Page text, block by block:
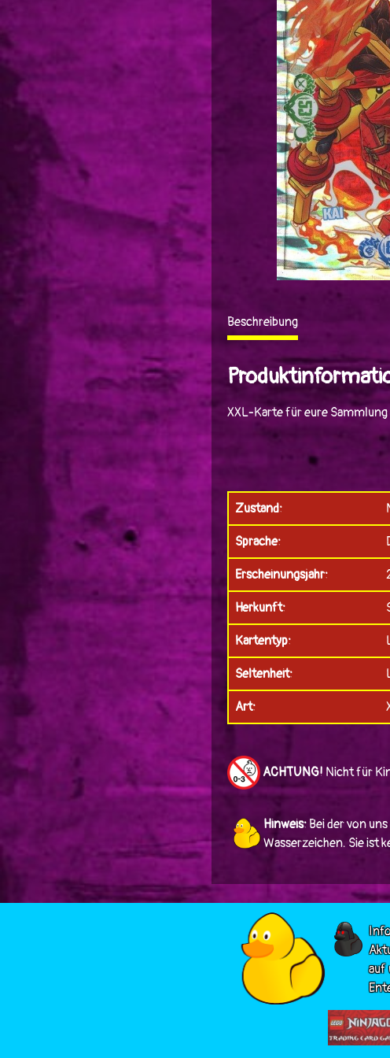
Beschreibung
XXL-Karte für eure Sammlung
Zustand:
Sprache:
Erscheinungsjahr:
Herkunft:
Kartentyp:
Seltenheit:
Art:
ACHTUNG! Nicht für
Hinweis: Bei der von
Wasserzeichen. Sie ist
auf